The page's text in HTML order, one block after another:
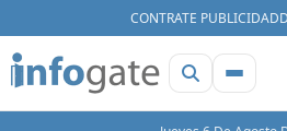
CONTRATE PUBLICIDAD